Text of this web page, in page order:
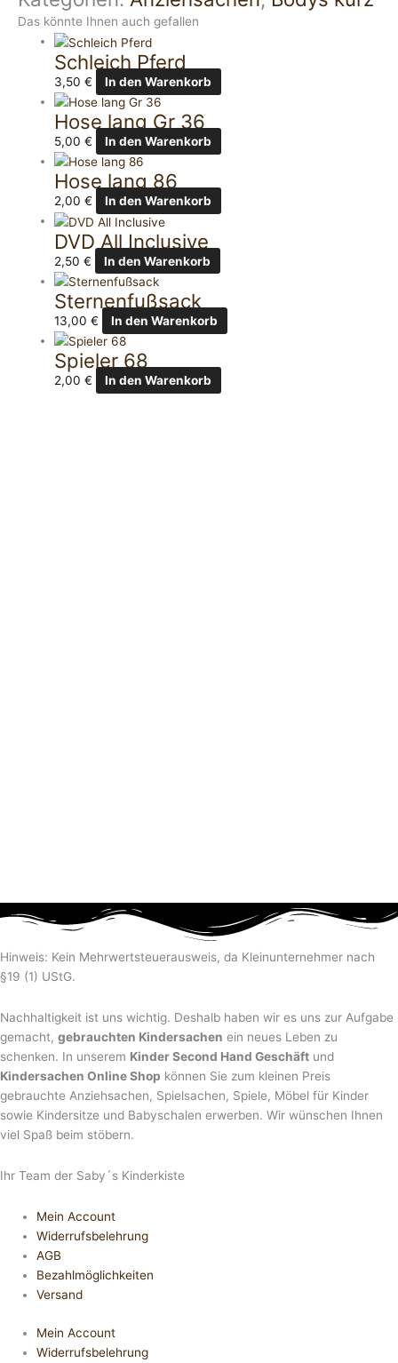
Das könnte Ihnen auch gefallen
Schleich Pferd
3,50€ In den Warenkorb
Hose lang Gr 36
5,00€ In den Warenkorb
Hose lang 86
2,00€ In den Warenkorb
DVD All Inclusive
2,50€ In den Warenkorb
Sternenfußsack
13,00€ In den Warenkorb
Spieler 68
2,00€ In den Warenkorb
Hinweis: Kein Mehrwertsteuerausweis, da Kleinunternehmer nach
§19 (1) UStG.
Nachhaltigkeit ist uns wichtig. Deshalb haben wir es uns zur Aufgabe
gemacht, gebrauchten Kindersachen ein neues Leben zu
schenken. In unserem Kinder Second Hand Geschäft und
Kindersachen Online Shop können Sie zum kleinen Preis
gebrauchte Anziehsachen, Spiel­sachen, Spiele, Möbel für Kinder
sowie Kindersitze und Babyschalen erwerben. Wir wünschen Ihnen
viel Spaß beim stöbern.
Ihr Team der Saby´s Kinderkiste
Mein Account
Widerrufsbelehrung
AGB
Bezahlmöglichkeiten
Versand
Mein Account
Widerrufsbelehrung